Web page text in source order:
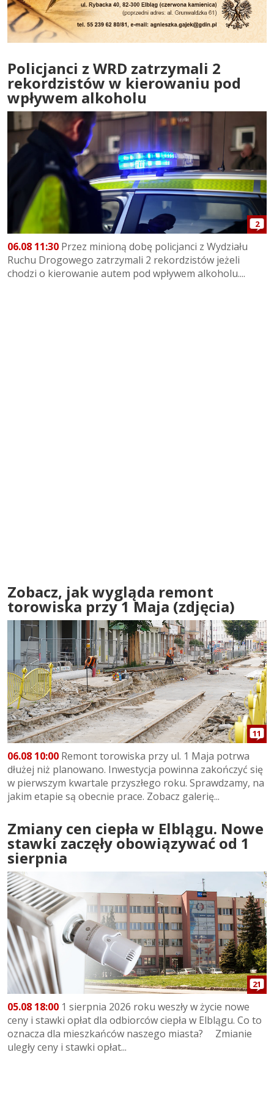
Policjanci z WRD zatrzymali 2
rekordzistów w kierowaniu pod
wpływem alkoholu
2
06.08 11:30 Przez minioną dobę policjanci z Wydziału
Ruchu Drogowego zatrzymali 2 rekordzistów jeżeli
chodzi o kierowanie autem pod wpływem alkoholu....
Zobacz, jak wygląda remont
torowiska przy 1 Maja (zdjęcia)
11
06.08 10:00 Remont torowiska przy ul. 1 Maja potrwa
dłużej niż planowano. Inwestycja powinna zakończyć się
w pierwszym kwartale przyszłego roku. Sprawdzamy, na
jakim etapie są obecnie prace. Zobacz galerię...
Zmiany cen ciepła w Elblągu. Nowe
stawki zaczęły obowiązywać od 1
sierpnia
21
05.08 18:00 1 sierpnia 2026 roku weszły w życie nowe
ceny i stawki opłat dla odbiorców ciepła w Elblągu. Co to
oznacza dla mieszkańców naszego miasta? Zmianie
uległy ceny i stawki opłat...